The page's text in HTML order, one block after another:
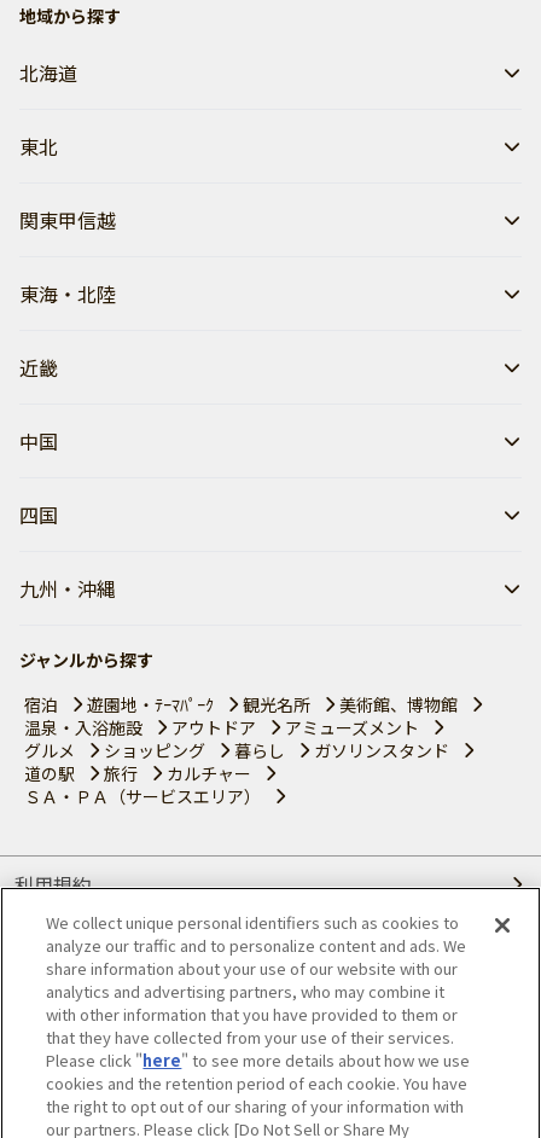
地域から探す
北海道
東北
関東甲信越
東海・北陸
近畿
中国
四国
九州・沖縄
ジャンルから探す
宿泊
遊園地・ﾃｰﾏﾊﾟｰｸ 観光名所
美術館、博物館
温泉・入浴施設
アウトドア
アミューズメント
グルメ
ショッピング 暮らし
ガソリンスタンド
道の駅
旅行
カルチャー
ＳＡ・ＰＡ（サービスエリア）
利用規約
個人情報の取り扱いについて
会員優待サービスの提携をご検討の方へ
JAFホームページ
© JAPAN AUTOMOBILE FEDERATION. All rights reserved.
We collect unique personal identifiers such as cookies to
analyze our traffic and to personalize content and ads. We
share information about your use of our website with our
analytics and advertising partners, who may combine it
with other information that you have provided to them or
that they have collected from your use of their services.
Please click "here" to see more details about how we use
cookies and the retention period of each cookie. You have
the right to opt out of our sharing of your information with
our partners. Please click [Do Not Sell or Share My